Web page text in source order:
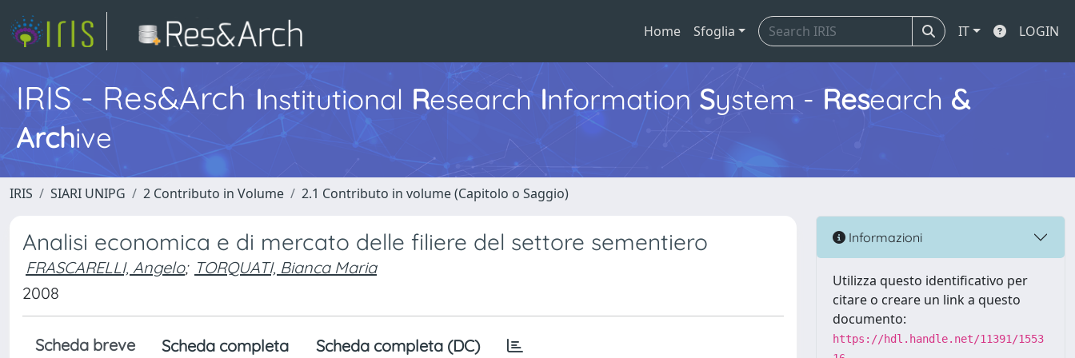
Home Sfoglia IT LOGIN
IRIS - Res&Arch Institutional Research Information System - Research &
Archive
IRIS SIARI UNIPG 2 Contributo in Volume 2.1 Contributo in volume (Capitolo o Saggio)
Analisi economica e di mercato delle filiere del settore sementiero
FRASCARELLI, Angelo; TORQUATI, Bianca Maria
2008
Scheda breve Scheda completa Scheda completa (DC)
Informazioni
Utilizza questo identificativo per
citare o creare un link a questo
documento:
https://hdl.handle.net/11391/1553